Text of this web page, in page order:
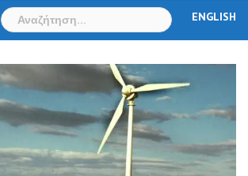
ENGLISH
Αναζήτηση
για: